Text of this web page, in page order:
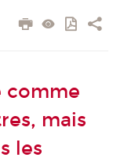
comme
mais
les